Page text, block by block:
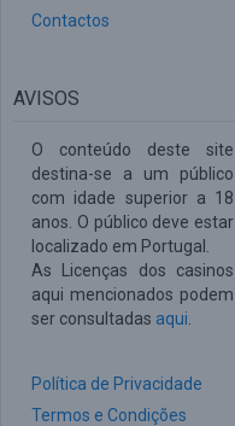
Contactos
AVISOS
O conteúdo deste site
destina-se a um público
com idade superior a 18
anos. O público deve estar
localizado em Portugal.
As Licenças dos casinos
aqui mencionados podem
ser consultadas aqui
Política de Privacidade
Termos e Condições